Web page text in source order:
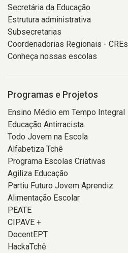
Secretária da Educação
Estrutura administrativa
Subsecretarias
Coordenadorias Regionais - CREs
Conheça nossas escolas
Programas e Projetos
Ensino Médio em Tempo Integral
Educação Antirracista
Todo Jovem na Escola
Alfabetiza Tchê
Programa Escolas Criativas
Agiliza Educação
Partiu Futuro Jovem Aprendiz
Alimentação Escolar
PEATE
CIPAVE +
DocentEPT
HackaTchê